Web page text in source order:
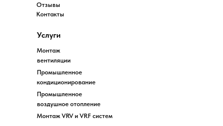
Услуги
Монтаж
вентиляции
Промышленное
кондиционирование
Промышленное
воздушное отопление
Монтаж VRV и VRF систем
Отзывы
Контакты